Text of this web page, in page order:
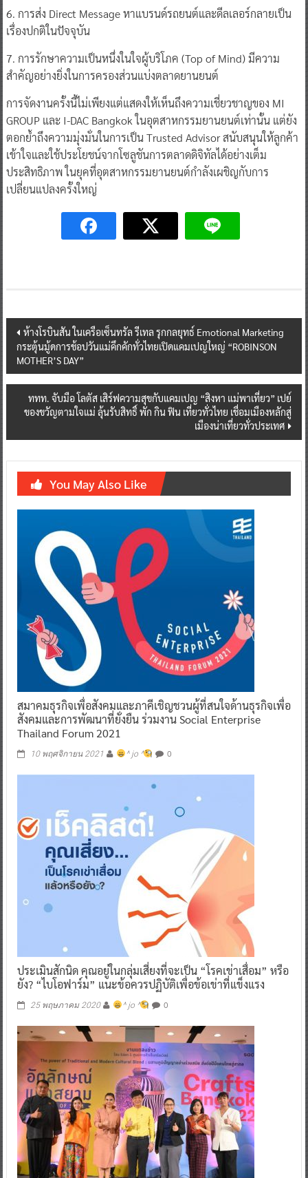
6. การส่ง Direct Message หาแบรนด์รถยนต์และดีลเลอร์กลายเป็น
เรื่องปกติในปัจจุบัน
7. การรักษาความเป็นหนึ่งในใจผู้บริโภค (Top of Mind) มีความ
สำคัญอย่างยิ่งในการครองส่วนแบ่งตลาดยานยนต์
การจัดงานครั้งนี้ไม่เพียงแต่แสดงให้เห็นถึงความเชี่ยวชาญของ MI
GROUP และ I-DAC Bangkok ในอุตสาหกรรมยานยนต์เท่านั้น แต่ยัง
ตอกย้ำถึงความมุ่งมั่นในการเป็น Trusted Advisor สนับสนุนให้ลูกค้า
เข้าใจและใช้ประโยชน์จากโซลูชันการตลาดดิจิทัลได้อย่างเต็ม
ประสิทธิภาพ ในยุคที่อุตสาหกรรมยานยนต์กำลังเผชิญกับการ
เปลี่ยนแปลงครั้งใหญ่
Post
navigation
ห้างโรบินสัน ในเครือเซ็นทรัล รีเทล รุกกลยุทธ์ Emotional Marketing
กระตุ้นมู้ดการช้อปวันแม่คึกคักทั่วไทยเปิดแคมเปญใหญ่ “ROBINSON
MOTHER’S DAY”
ททท. จับมือ โลตัส เสิร์ฟความสุขกับแคมเปญ “สิงหา แม่พาเที่ยว” เปย์
ของขวัญตามใจแม่ ลุ้นรับสิทธิ์ พัก กิน ฟิน เที่ยวทั่วไทย เชื่อมเมืองหลักสู่
เมืองน่าเที่ยวทั่วประเทศ
You May Also Like
สมาคมธุรกิจเพื่อสังคมและภาคีเชิญชวนผู้ที่สนใจด้านธุรกิจเพื่อ
สังคมและการพัฒนาที่ยั่งยืน ร่วมงาน Social Enterprise
Thailand Forum 2021
10 พฤศจิกายน 2021 ^ jo ^ 0
ประเมินสักนิด คุณอยู่ในกลุ่มเสี่ยงที่จะเป็น “โรคเข่าเสื่อม” หรือ
ยัง? “ไบโอฟาร์ม” แนะข้อควรปฏิบัติเพื่อข้อเข่าที่แข็งแรง
25 พฤษภาคม 2020 ^ jo ^ 0